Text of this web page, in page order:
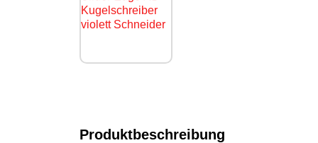
Produktbeschreibung